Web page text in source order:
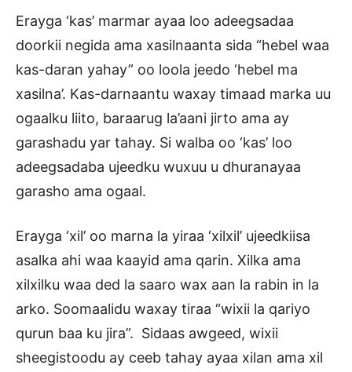
Erayga ‘kas’ marmar ayaa loo adeegsadaa
doorkii negida ama xasilnaanta sida “hebel waa
kas-daran yahay” oo loola jeedo ‘hebel ma
xasilna’. Kas-darnaantu waxay timaad marka uu
ogaalku liito, baraarug la’aani jirto ama ay
garashadu yar tahay. Si walba oo ‘kas’ loo
adeegsadaba ujeedku wuxuu u dhuranayaa
garasho ama ogaal.
Erayga ‘xil’ oo marna la yiraa ‘xilxil’ ujeedkiisa
asalka ahi waa kaayid ama qarin. Xilka ama
xilxilku waa ded la saaro wax aan la rabin in la
arko. Soomaalidu waxay tiraa “wixii la qariyo
qurun baa ku jira”. Sidaas awgeed, wixii
sheegistoodu ay ceeb tahay ayaa xilan ama xil